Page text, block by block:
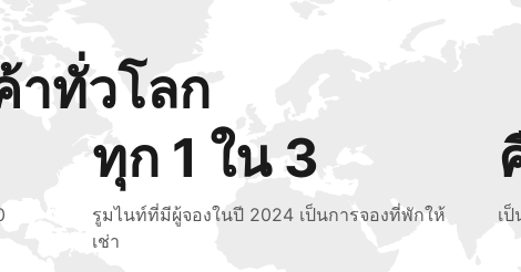
าทั่วโลก
ทุก 1 ใน 3
รูมไนท์ที่มีผู้จองในปี 2024 เป็นการจองที่พักให้
เช่า
เ